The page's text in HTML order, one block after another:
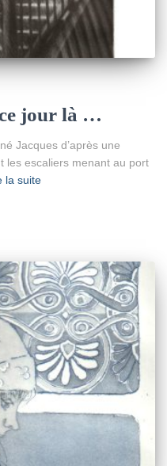
jour là …
Jacques d’après une
les escaliers menant au port
la suite